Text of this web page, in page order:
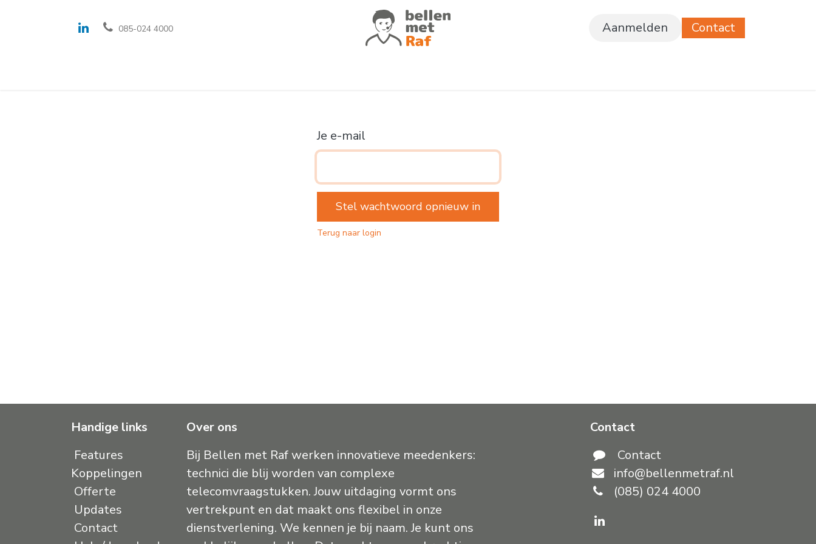
085-024 4000 Aanmelden Contact
Je e-mail
Stel wachtwoord opnieuw in
Terug naar login
Handige links
Features
Koppelingen
Offerte
Updates
Contact
Over ons
Bij Bellen met Raf werken innovatieve meedenkers:
technici die blij worden van complexe
telecomvraagstukken. Jouw uitdaging vormt ons
vertrekpunt en dat maakt ons flexibel in onze
dienstverlening. We kennen je bij naam. Je kunt ons
Contact
Contact
info@bellenmetraf.nl
(085) 024 4000